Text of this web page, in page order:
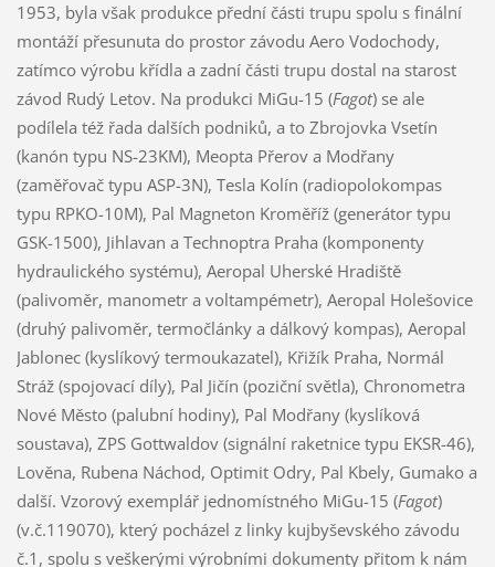
1953, byla však produkce přední části trupu spolu s finální
montáží přesunuta do prostor závodu Aero Vodochody,
zatímco výrobu křídla a zadní části trupu dostal na starost
závod Rudý Letov. Na produkci MiGu-15 (Fagot) se ale
podílela též řada dalších podniků, a to Zbrojovka Vsetín
(kanón typu NS-23KM), Meopta Přerov a Modřany
(zaměřovač typu ASP-3N), Tesla Kolín (radiopolokompas
typu RPKO-10M), Pal Magneton Kroměříž (generátor typu
GSK-1500), Jihlavan a Technoptra Praha (komponenty
hydraulického systému), Aeropal Uherské Hradiště
(palivoměr, manometr a voltampémetr), Aeropal Holešovice
(druhý palivoměr, termočlánky a dálkový kompas), Aeropal
Jablonec (kyslíkový termoukazatel), Křižík Praha, Normál
Stráž (spojovací díly), Pal Jičín (poziční světla), Chronometra
Nové Město (palubní hodiny), Pal Modřany (kyslíková
soustava), ZPS Gottwaldov (signální raketnice typu EKSR-46),
Lověna, Rubena Náchod, Optimit Odry, Pal Kbely, Gumako a
další. Vzorový exemplář jednomístného MiGu-15 (Fagot)
(v.č.119070), který pocházel z linky kujbyševského závodu
č.1, spolu s veškerými výrobními dokumenty přitom k nám